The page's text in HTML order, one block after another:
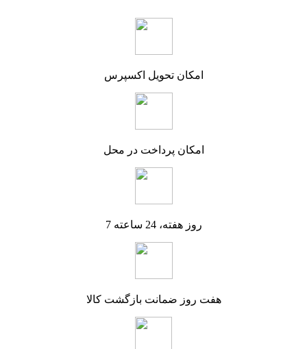
امکان تحویل اکسپرس
امکان پرداخت در محل
7 روز هفته، 24 ساعته
هفت روز ضمانت بازگشت کالا